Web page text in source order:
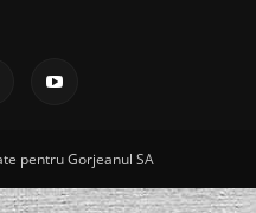
pentru Gorjeanul SA